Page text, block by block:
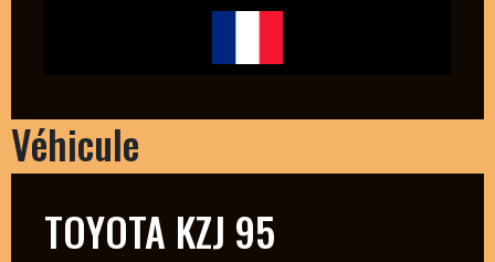
Véhicule
TOYOTA KZJ 95